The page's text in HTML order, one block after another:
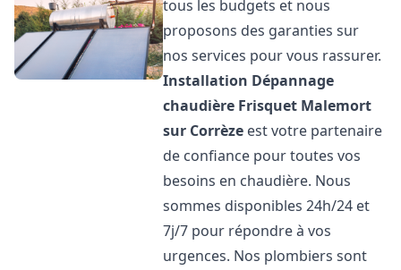
tous les budgets et nous
proposons des garanties sur
nos services pour vous rassurer.
Installation Dépannage
chaudière Frisquet Malemort
sur Corrèze est votre partenaire
de confiance pour toutes vos
besoins en chaudière. Nous
sommes disponibles 24h/24 et
7j/7 pour répondre à vos
urgences. Nos plombiers sont